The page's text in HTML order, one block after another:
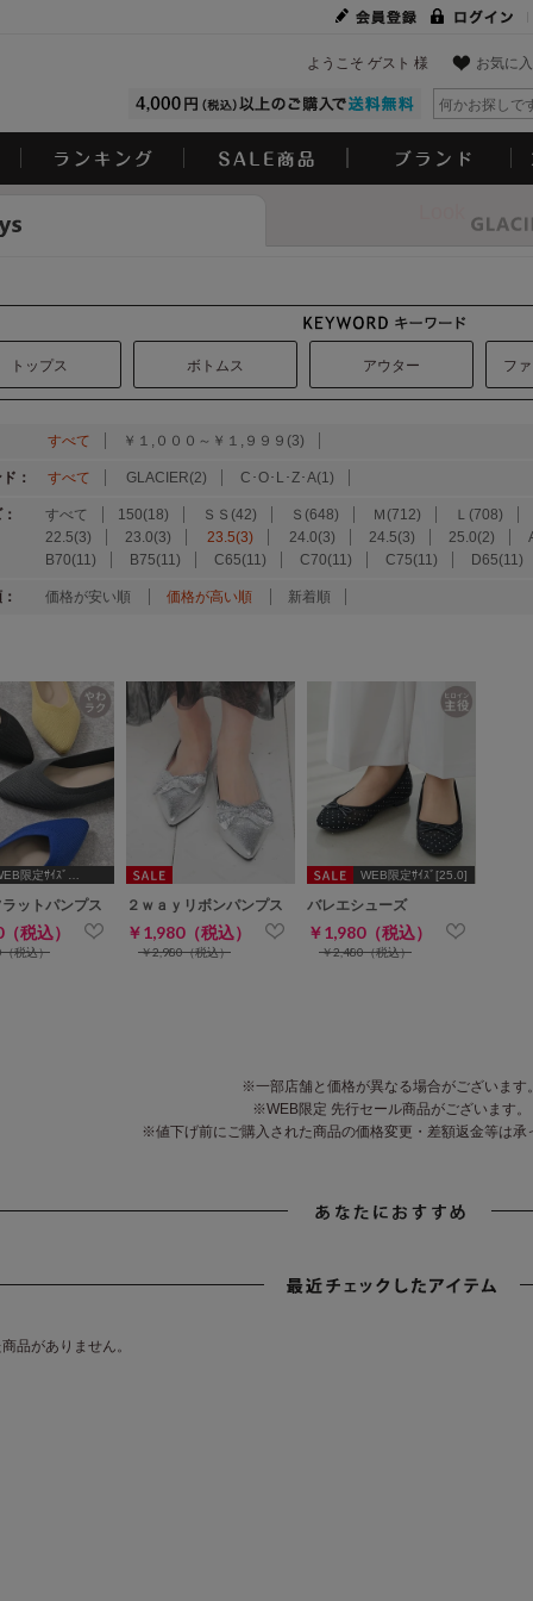
お気に入
ようこそ ゲスト 様
トップス ボトムス アウター フ
すべて ￥１,０００～￥１,９９９(3)
： すべて GLACIER(2) C･O･L･Z･A(1)
すべて 150(18) ＳＳ(42) Ｓ(648) Ｍ(712) Ｌ(708)
22.5(3)
23.0(3) 23.5(3) 24.0(3) 24.5(3) 25.0(2)
B70(11)
B75(11) C65(11) C70(11) C75(11) D65(11)
価格が安い順 価格が高い順 新着順
限定ｻｲｽﾞ
ットパンプス
税込）
税込）
２ｗａｙリボンパンプス
￥1,980（税込）
￥2,980（税込）
WEB限定ｻｲｽﾞ[25.0]
バレエシューズ
￥1,980（税込）
￥2,480（税込）
※一部店舗と価格が異なる場合がございます。
※WEB限定 先行セール商品がございます。
※値下げ前にご購入された商品の価格変更・差額返金等は承
品がありません。